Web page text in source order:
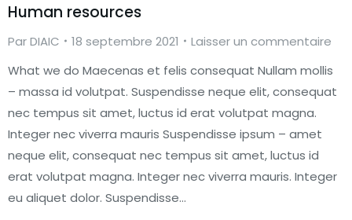
Human resources
ParDIAIC 18 septembre 2021
Laisser un commentaire
What we do Maecenas et felis consequat Nullam mollis
– massa id volutpat. Suspendisse neque elit, consequat
nec tempus sit amet, luctus id erat volutpat magna.
Integer nec viverra mauris Suspendisse ipsum – amet
neque elit, consequat nec tempus sit amet, luctus id
erat volutpat magna. Integer nec viverra mauris. Integer
eu aliquet dolor. Suspendisse…